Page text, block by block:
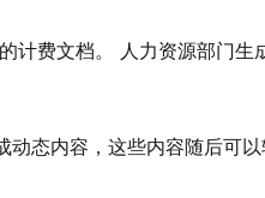
费文档。 人力资源部门
动态内容，这些内容随后